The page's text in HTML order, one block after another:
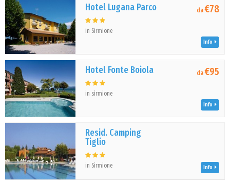
Hotel Lugana Parco
in Sirmione
da€78
Info
Hotel Fonte Boiola
in sirmione
da€95
Info
Resid. Camping
Tiglio
in Sirmione Info